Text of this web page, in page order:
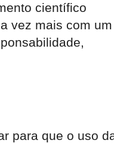
científico
vez mais com um
para que o uso